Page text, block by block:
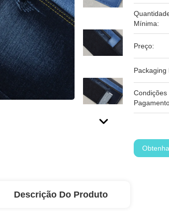
Mínima:
Preço:
Packaging
Condições
Descrição Do Produto